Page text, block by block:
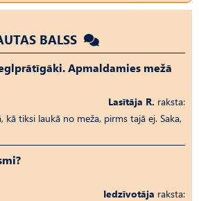
BALSS
Apmaldamies mežā
Lasītāja R. raksta:
kā tiksi laukā no meža, pirms tajā ej. Saka,
Iedzīvotāja raksta: